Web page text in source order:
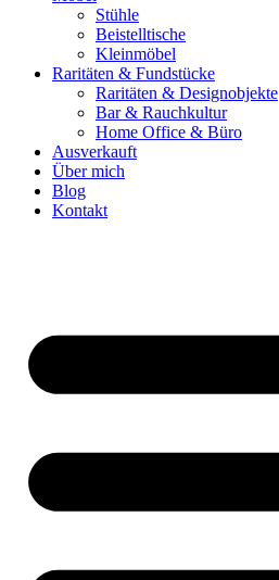
Stühle
Beistelltische
Kleinmöbel
Raritäten & Fundstücke
Raritäten & Designobjekte
Bar & Rauchkultur
Home Office & Büro
Ausverkauft
Über mich
Blog
Kontakt